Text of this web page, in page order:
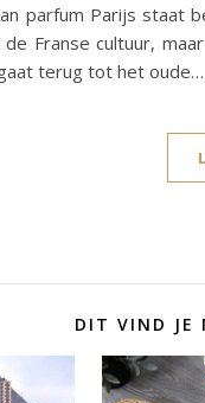
parfum Parijs staat
Franse cultuur,
terug tot het oude…
DIT VIND JE